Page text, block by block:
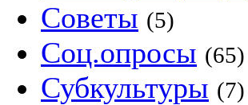
Советы (5)
Соц.опросы (65)
Субкультуры (7)